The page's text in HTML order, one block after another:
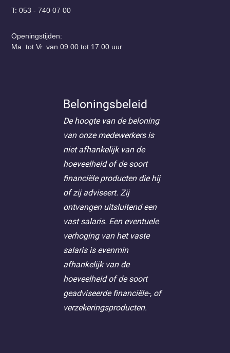
Beloningsbeleid
De hoogte van de beloning
van onze medewerkers is
niet afhankelijk van de
hoeveelheid of de soort
financiële producten die hij
of zij adviseert. Zij
ontvangen uitsluitend een
vast salaris. Een eventuele
verhoging van het vaste
salaris is evenmin
afhankelijk van de
hoeveelheid of de soort
geadviseerde financiële-, of
verzekeringsproducten.
T: 053 - 740 07 00
Openingstijden:
Ma. tot Vr. van 09.00 tot 17.00 uur